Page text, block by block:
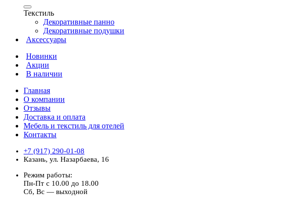
Текстиль
Декоративные панно
Декоративные подушки
Аксессуары
Новинки
Акции
В наличии
Главная
О компании
Отзывы
Доставка и оплата
Мебель и текстиль для отелей
Контакты
+7 (917) 290-01-08
Казань, ул. Назарбаева, 16
Режим работы:
Пн-Пт с 10.00 до 18.00
Сб, Вс — выходной